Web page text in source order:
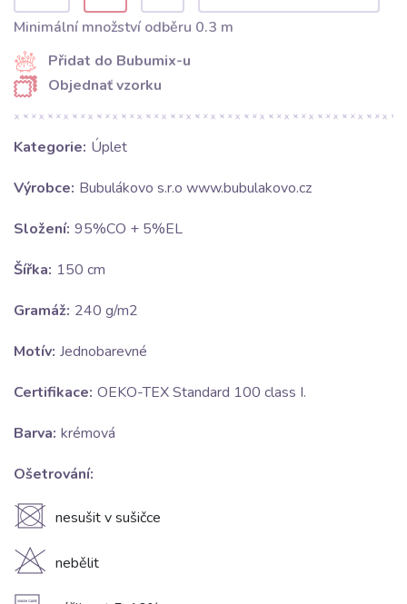
Minimální množství odběru 0.3 m
Přidat do Bubumix-u
Objednať vzorku
Kategorie: Úplet
Výrobce: Bubulákovo s.r.o www.bubulakovo.cz
Složení: 95%CO + 5%EL
Šířka: 150 cm
Gramáž: 240 g/m2
Motív: Jednobarevné
Certifikace: OEKO-TEX Standard 100 class I.
Barva: krémová
Ošetrování:
U nesušit v sušičce
H nebělit